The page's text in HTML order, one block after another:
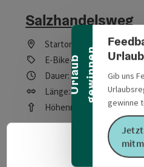
U
r
l
a
u
b
g
e
w
i
n
n
e n
Banner einklappen
Gib uns
gewinne
Jetzt
Salzhandelsweg
Startort
Burghausen
E-Bike-Tour, Rad-Tour
Dauer: 6h 44m
Länge: 98,9 km
Höhenmeter aufsteigend: